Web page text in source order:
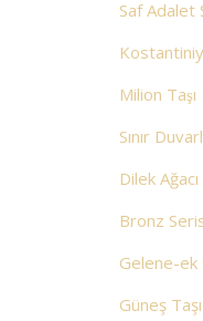
Saf Adalet
Milion Taşı
Sınır
Dilek Ağacı
Bronz
Gelene-ek
Güneş